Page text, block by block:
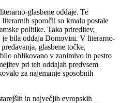
glasbene oddaje. Te
sporočil so kmalu postale
politike. Taka prireditev,
je bila oddaja Domovini. V literarno-
glasbene točke,
oblikovano v zanimivo in pestro
pri teh oddajah predvsem
za najemanje sposobnih
in največjih evropskih